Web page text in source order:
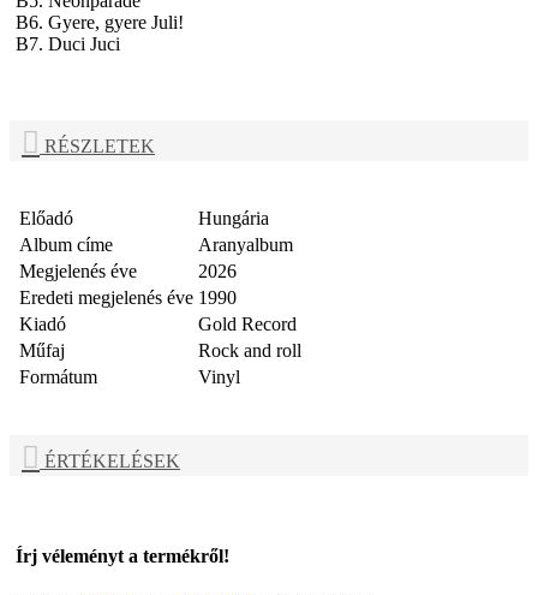
B6. Gyere, gyere Juli!
B7. Duci Juci
RÉSZLETEK
Előadó
Hungária
Album címe
Aranyalbum
Megjelenés éve
2026
Eredeti megjelenés éve 1990
Kiadó
Gold Record
Műfaj
Rock and roll
Formátum
Vinyl
ÉRTÉKELÉSEK
Írj véleményt a termékről!